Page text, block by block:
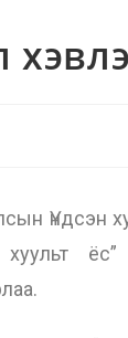
Үндсэн
хуульт